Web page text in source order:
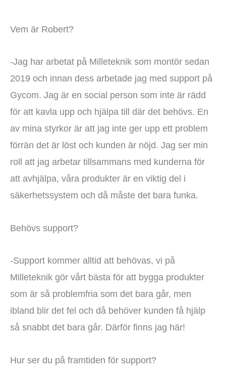
Vem är Robert?
-Jag har arbetat på Milleteknik som montör sedan
2019 och innan dess arbetade jag med support på
Gycom. Jag är en social person som inte är rädd
för att kavla upp och hjälpa till där det behövs. En
av mina styrkor är att jag inte ger upp ett problem
förrän det är löst och kunden är nöjd. Jag ser min
roll att jag arbetar tillsammans med kunderna för
att avhjälpa, våra produkter är en viktig del i
säkerhetssystem och då måste det bara funka.
Behövs support?
-Support kommer alltid att behövas, vi på
Milleteknik gör vårt bästa för att bygga produkter
som är så problemfria som det bara går, men
ibland blir det fel och då behöver kunden få hjälp
så snabbt det bara går. Därför finns jag här!
Hur ser du på framtiden för support?